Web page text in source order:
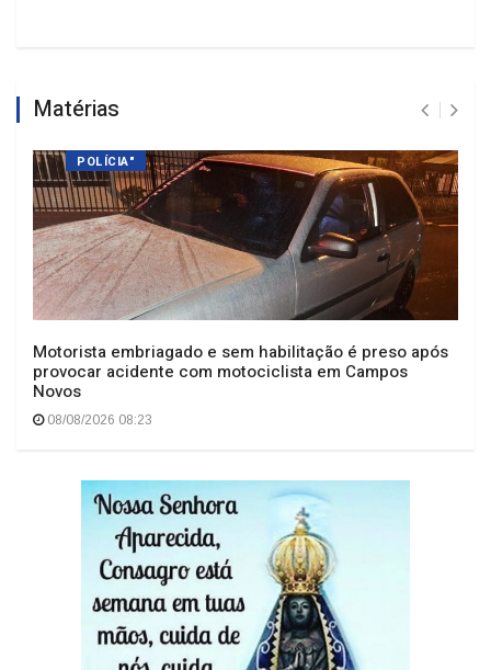
Matérias
POLÍCIA"
Motorista embriagado e sem habilitação é preso após
provocar acidente com motociclista em Campos
Novos
08/08/2026 08:23